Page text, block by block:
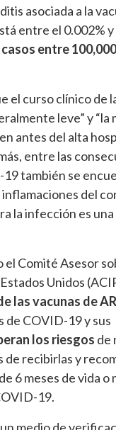
asociada a la
entre el 0.002% y
casos entre
el curso clínico de
leve” y “la
antes del alta
entre las
19 también se
del
la infección es
el Comité Asesor
Unidos
las vacunas de
de COVID-19 y sus
los riesgos de
recibirlas y
6 meses de vida o
19.
medio de